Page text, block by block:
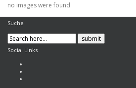
no images were found
Suche
Social Links